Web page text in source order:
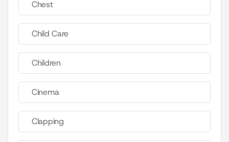
Chest
Child Care
Children
Cinema
Clapping